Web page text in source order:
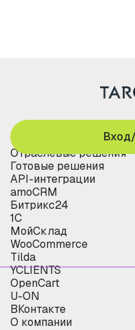
Отраслевые решения
Готовые решения
API-интеграции
amoCRM
Битрикс24
1С
МойСклад
WooCommerce
Tilda
YCLIENTS
OpenCart
U-ON
ВКонтакте
О компании